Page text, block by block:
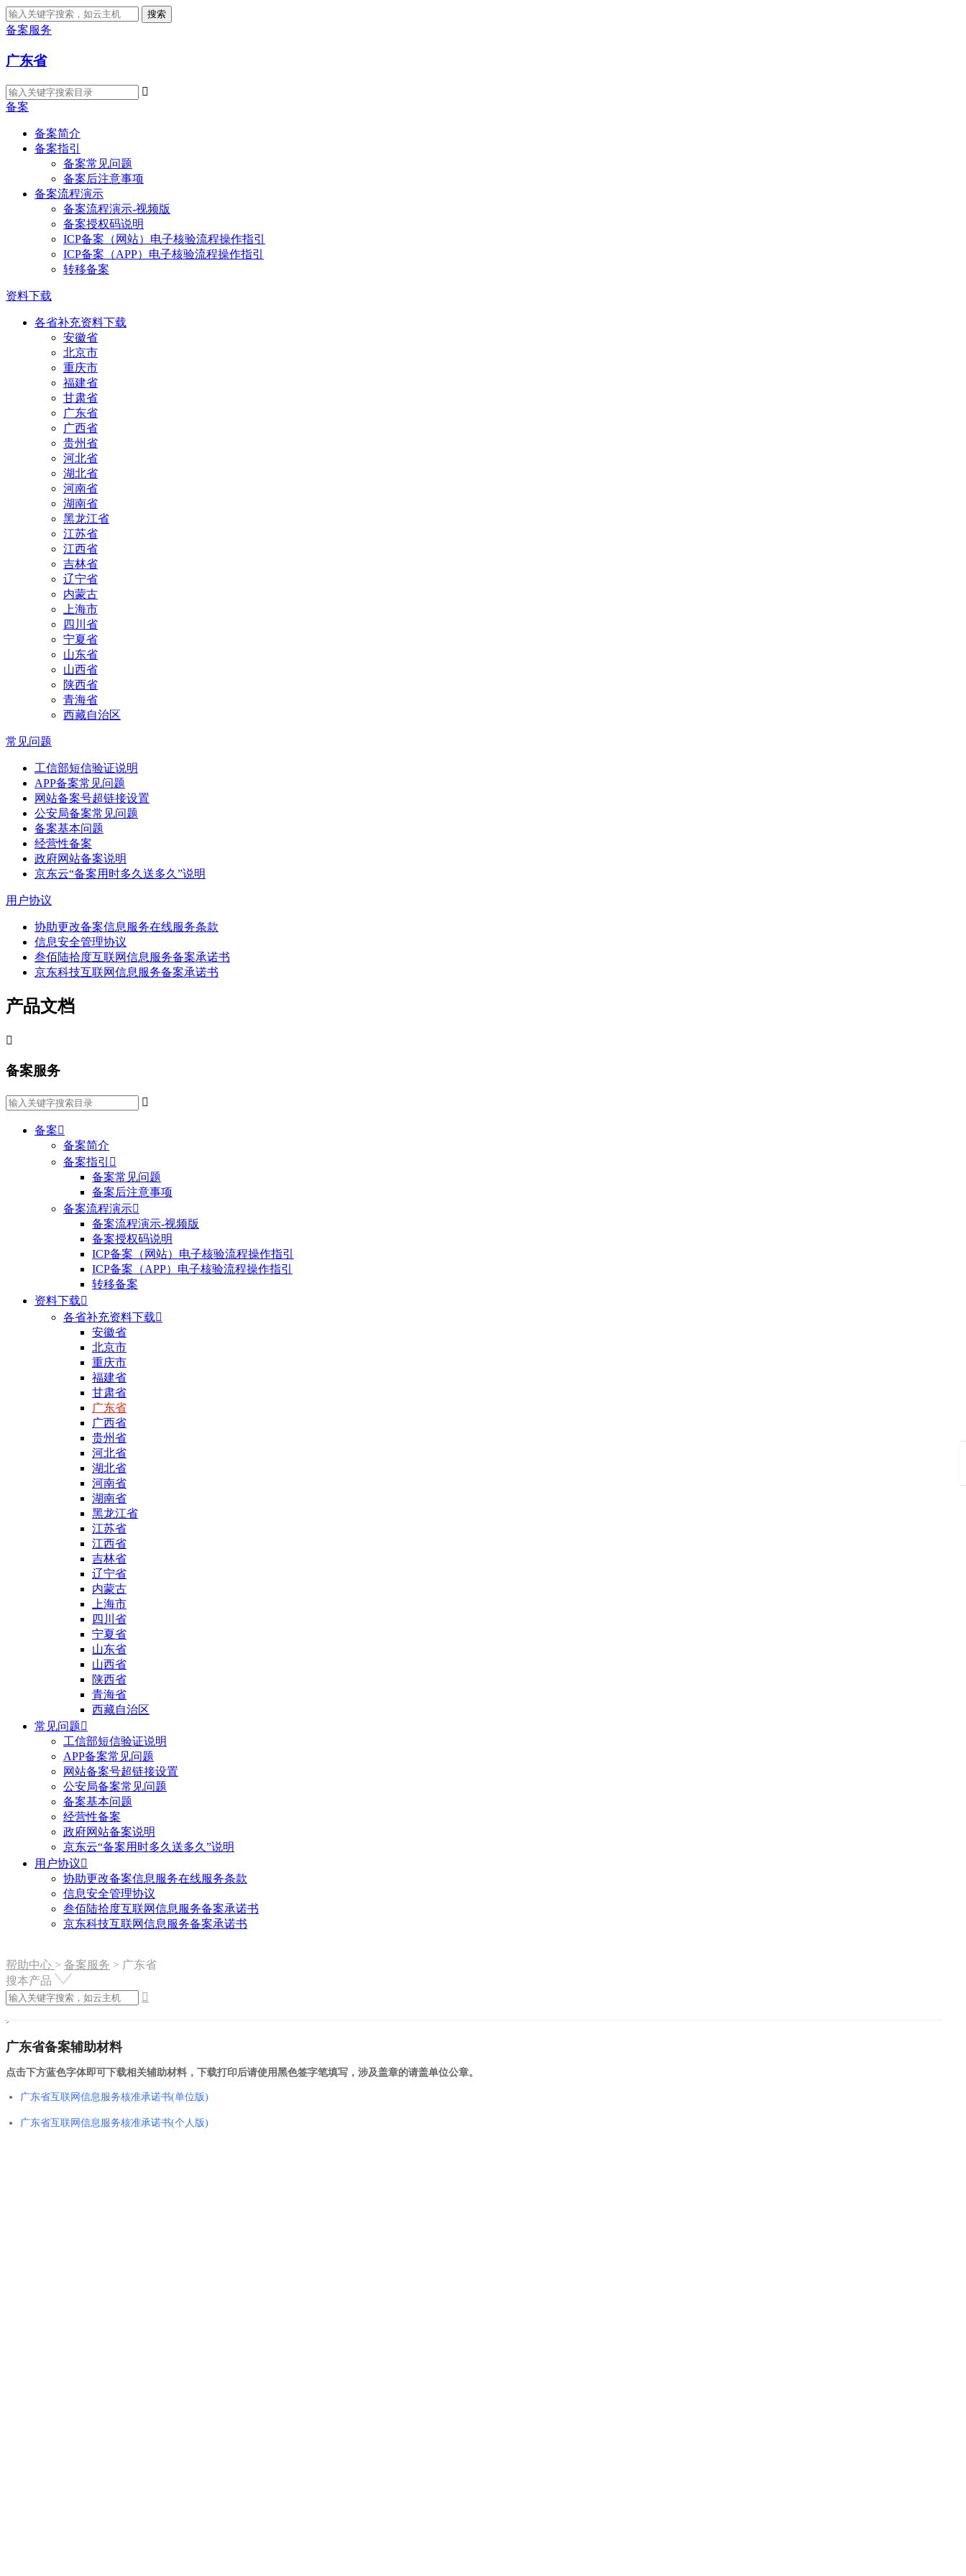
搜索
备案服务
广东省

备案
备案简介
备案指引
备案常见问题
备案后注意事项
备案流程演示
备案流程演示-视频版
备案授权码说明
ICP备案（网站）电子核验流程操作指引
ICP备案（APP）电子核验流程操作指引
转移备案
资料下载
各省补充资料下载
安徽省
北京市
重庆市
福建省
甘肃省
广东省
广西省
贵州省
河北省
湖北省
河南省
湖南省
黑龙江省
江苏省
江西省
吉林省
辽宁省
内蒙古
上海市
四川省
宁夏省
山东省
山西省
陕西省
青海省
西藏自治区
常见问题
工信部短信验证说明
APP备案常见问题
网站备案号超链接设置
公安局备案常见问题
备案基本问题
经营性备案
政府网站备案说明
京东云“备案用时多久送多久”说明
用户协议
协助更改备案信息服务在线服务条款
信息安全管理协议
叁佰陆拾度互联网信息服务备案承诺书
京东科技互联网信息服务备案承诺书
产品文档

备案服务

备案
备案简介
备案指引 
备案常见问题
备案后注意事项
备案流程演示
备案流程演示-视频版
备案授权码说明
ICP备案（网站）电子核验流程操作指引
ICP备案（APP）电子核验流程操作指引
转移备案
资料下载
各省补充资料下载
安徽省
北京市
重庆市
福建省
甘肃省
广东省
广西省
贵州省
河北省
湖北省
河南省
湖南省
黑龙江省
江苏省
江西省
吉林省
辽宁省
内蒙古
上海市
四川省
宁夏省
山东省
山西省
陕西省
青海省
西藏自治区
常见问题
工信部短信验证说明
APP备案常见问题
网站备案号超链接设置
公安局备案常见问题
备案基本问题
经营性备案
政府网站备案说明
京东云“备案用时多久送多久”说明
用户协议
协助更改备案信息服务在线服务条款
信息安全管理协议
叁佰陆拾度互联网信息服务备案承诺书
京东科技互联网信息服务备案承诺书
帮助中心 > 备案服务 > 广东省
搜本产品

广东省备案辅助材料
点击下方蓝色字体即可下载相关辅助材料，下载打印后请使用黑色签字笔填写，涉及盖章的请盖单位公章。
广东省互联网信息服务核准承诺书(单位版)
广东省互联网信息服务核准承诺书(个人版)